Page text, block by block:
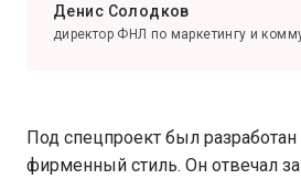
Денис Солодков
директор ФНЛ по маркетингу и
Под спецпроект был
фирменный стиль. Он отвечал